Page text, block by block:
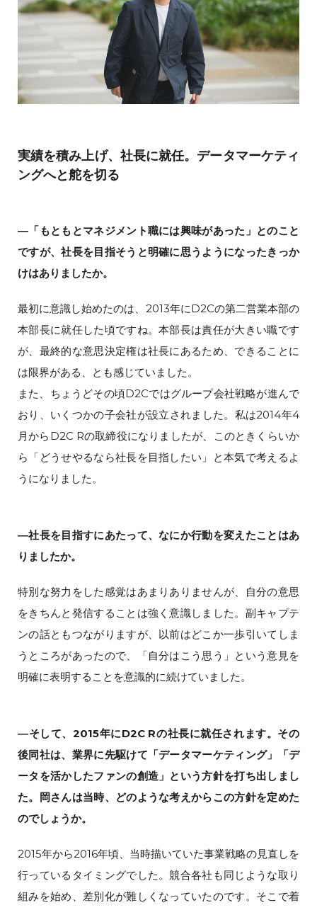
実績を積み上げ、社長に就任。データマーケティ
ングへと舵を切る
―「もともとマネジメント職には興味があった」とのこと
ですが、社長を目指そうと明確に思うようになったきっか
けはありましたか。
最初に意識し始めたのは、2013年にD2Cの第二営業本部の
本部長に就任した頃ですね。本部長は責任が大きい職です
が、最終的な意思決定権は社長にあるため、できることに
は限界がある、とも感じていました。
また、ちょうどその頃D2Cではグループ会社戦略が進んで
おり、いくつかの子会社が設立されました。私は2014年4
月からD2C Rの取締役になりましたが、このときくらいか
ら「どうせやるなら社長を目指したい」と本気で考えるよ
うになりました。
―社長を目指すにあたって、なにか行動を変えたことはあ
りましたか。
特別な努力をした感覚はあまりありませんが、自分の意思
をきちんと発信することは強く意識しました。副キャプテ
ンの話ともつながりますが、以前はどこか一歩引いてしま
うところがあったので、「自分はこう思う」という意見を
明確に表明することを意識的に続けていました。
―そして、2015年にD2C Rの社長に就任されます。その
後同社は、業界に先駆けて「データマーケティング」「デ
ータを活かしたファンの創造」という方針を打ち出しまし
た。岡さんは当時、どのような考えからこの方針を定めた
のでしょうか。
2015年から2016年頃、当時描いていた事業戦略の見直しを
行っているタイミングでした。競合各社も同じような取り
組みを始め、差別化が難しくなっていたのです。そこで着